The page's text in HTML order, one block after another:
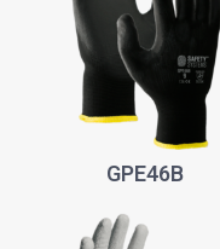
GPE46B